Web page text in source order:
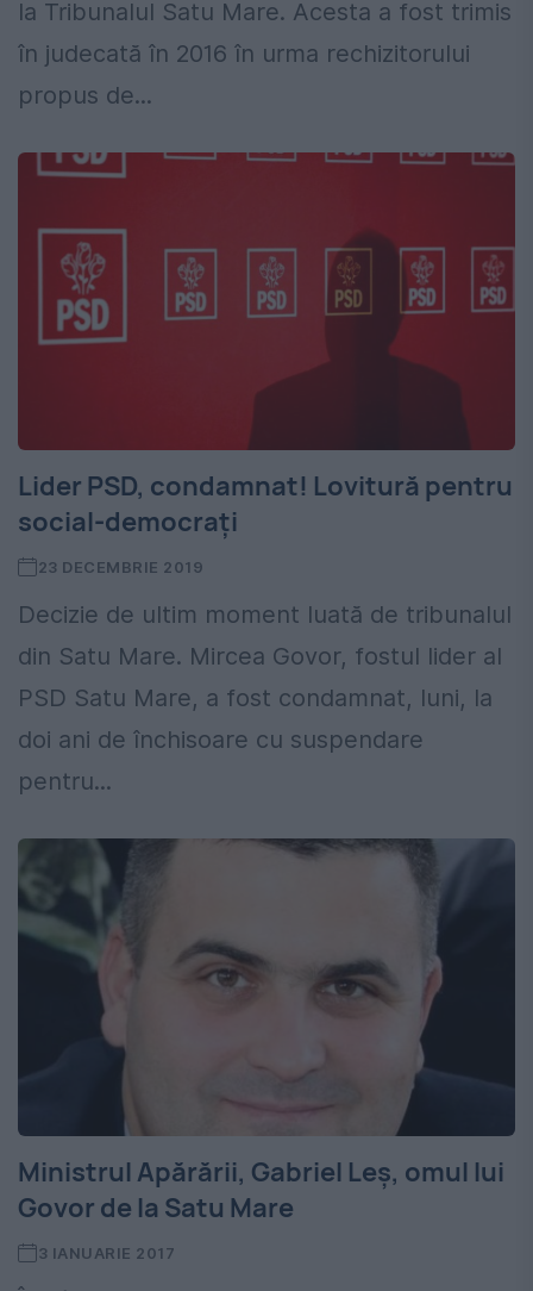
la Tribunalul Satu Mare. Acesta a fost trimis
în judecată în 2016 în urma rechizitorului
propus de...
Lider PSD, condamnat! Lovitură pentru
social-democrați
23 DECEMBRIE 2019
Decizie de ultim moment luată de tribunalul
din Satu Mare. Mircea Govor, fostul lider al
PSD Satu Mare, a fost condamnat, luni, la
doi ani de închisoare cu suspendare
pentru...
Ministrul Apărării, Gabriel Leș, omul lui
Govor de la Satu Mare
3 IANUARIE 2017